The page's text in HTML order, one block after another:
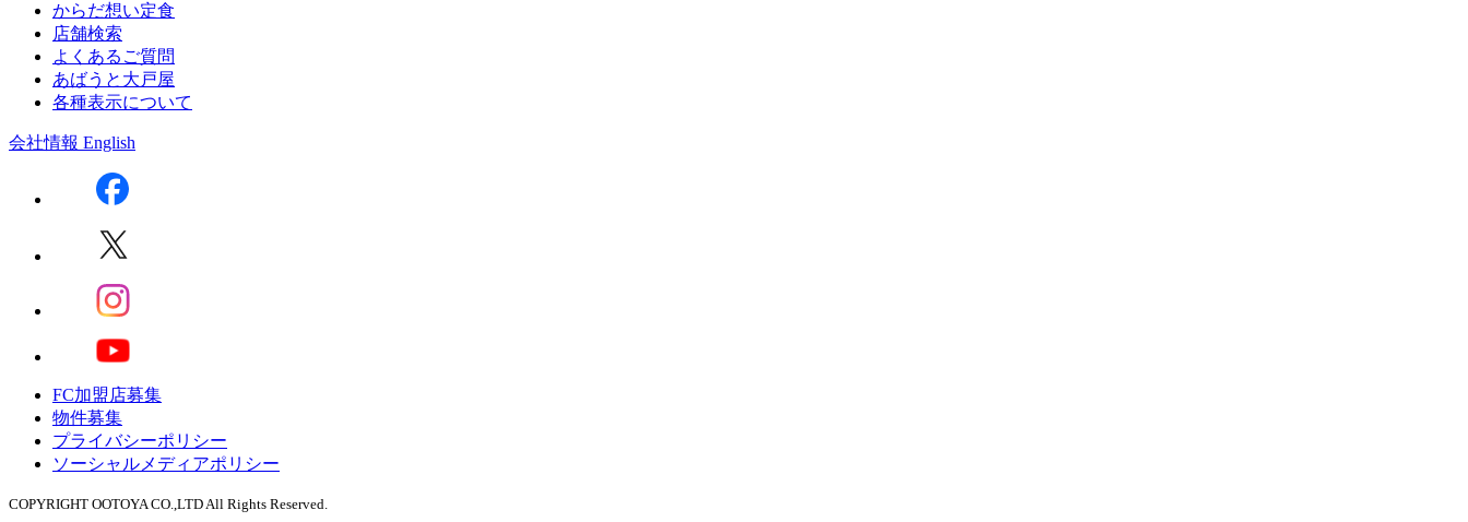
からだ想い定食
店舗検索
よくあるご質問
あばうと大戸屋
各種表示について
会社情報 English
FC加盟店募集
物件募集
プライバシーポリシー
ソーシャルメディアポリシー
COPYRIGHT OOTOYA CO.,LTD All Rights Reserved.